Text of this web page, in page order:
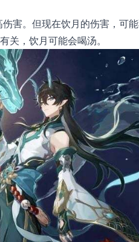
害。但现在饮月的伤害，可
关，饮月可能会喝汤。